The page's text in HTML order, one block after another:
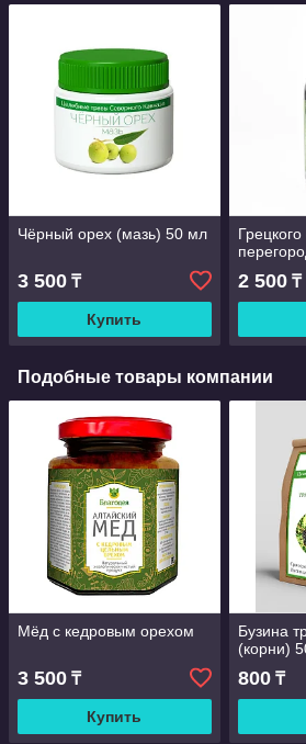
Чёрный орех (мазь) 50 мл
3 500 ₸
Купить
2 500₸
Подобные товары компании
Мёд с кедровым орехом
3 500 ₸
Купить
Бузина
(корни)
800₸